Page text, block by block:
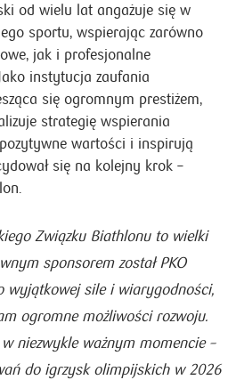
od wielu lat angażuje się w
sportu, wspierając zarówno
jak i profesjonalne
instytucja zaufania
się ogromnym prestiżem,
strategię wspierania
wartości i inspirują
się na kolejny krok –
Związku Biathlonu to wielki
sponsorem został PKO
wyjątkowej sile i wiarygodności,
ogromne możliwości rozwoju.
niezwykle ważnym momencie –
do igrzysk olimpijskich w 2026